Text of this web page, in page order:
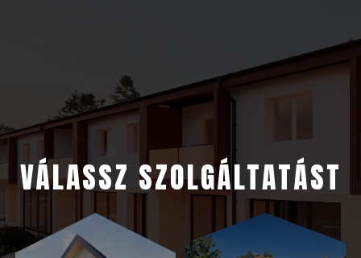
VÁLASSZ SZOLGÁLTATÁST